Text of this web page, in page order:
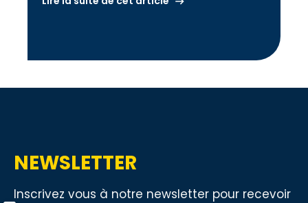
NEWSLETTER
Inscrivez vous à notre newsletter pour recevoir